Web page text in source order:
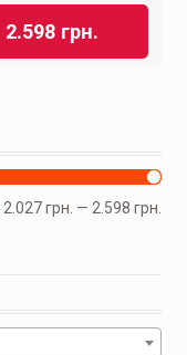
2.598 грн.
2.027 грн. — 2.598 грн.